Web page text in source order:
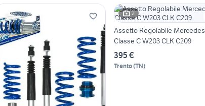
2
Assetto Regolabile Mercedes
Classe C W203 CLK C209
395 €
Trento(TN)